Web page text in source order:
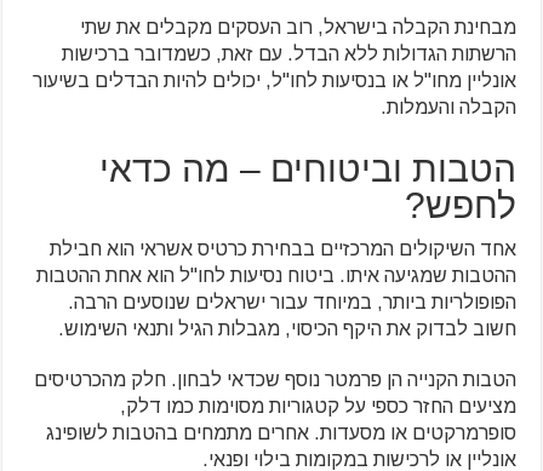
מבחינת הקבלה בישראל, רוב העסקים מקבלים את שתי
הרשתות הגדולות ללא הבדל. עם זאת, כשמדובר ברכישות
אונליין מחו"ל או בנסיעות לחו"ל, יכולים להיות הבדלים בשיעור
הקבלה והעמלות.
הטבות וביטוחים – מה כדאי
לחפש?
אחד השיקולים המרכזיים בבחירת כרטיס אשראי הוא חבילת
ההטבות שמגיעה איתו. ביטוח נסיעות לחו"ל הוא אחת ההטבות
הפופולריות ביותר, במיוחד עבור ישראלים שנוסעים הרבה.
חשוב לבדוק את היקף הכיסוי, מגבלות הגיל ותנאי השימוש.
הטבות הקנייה הן פרמטר נוסף שכדאי לבחון. חלק מהכרטיסים
מציעים החזר כספי על קטגוריות מסוימות כמו דלק,
סופרמרקטים או מסעדות. אחרים מתמחים בהטבות לשופינג
אונליין או לרכישות במקומות בילוי ופנאי.